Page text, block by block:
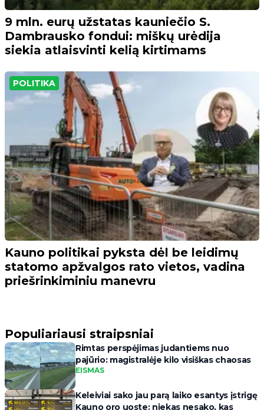
9 mln. eurų užstatas kauniečio S.
Dambrausko fondui: miškų urėdija
siekia atlaisvinti kelią kirtimams
POLITIKA
Kauno politikai pyksta dėl be leidimų
statomo apžvalgos rato vietos, vadina
priešrinkiminiu manevru
Populiariausi straipsniai
Rimtas perspėjimas judantiems nuo
pajūrio: magistralėje kilo visiškas chaosas
EISMAS
Keleiviai sako jau parą laiko esantys įstrigę
Kauno oro uoste: niekas nesako, kas